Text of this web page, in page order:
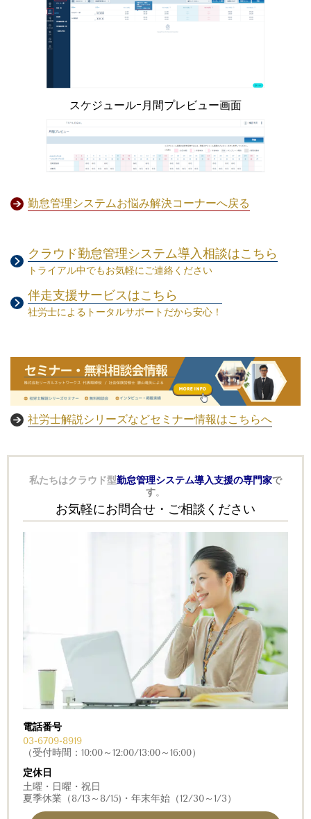
スケジュールｰ月間プレビュー画面
勤怠管理システムお悩み解決コーナーへ戻る
クラウド勤怠管理システム導入相談はこちら
トライアル中でもお気軽にご連絡ください
伴走支援サービスはこちら
社労士によるトータルサポートだから安心！
社労士解説シリーズなどセミナー情報はこちらへ
私たちはクラウド型勤怠管理システム導入支援の専門家で
す。
お気軽にお問合せ・ご相談ください
電話番号
03-6709-8919
（受付時間：10:00～12:00/13:00～16:00）
定休日
土曜・日曜・祝日
夏季休業（8/13～8/15)・年末年始（12/30～1/3）